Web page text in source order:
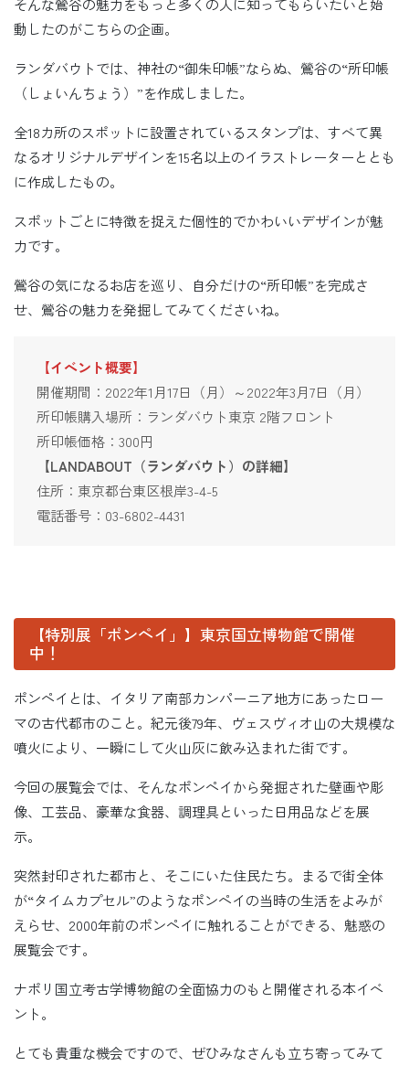
動したのがこちらの企画。
ランダバウトでは、神社の“御朱印帳”ならぬ、鶯谷の“所印帳
（しょいんちょう）”を作成しました。
全18カ所のスポットに設置されているスタンプは、すべて異
なるオリジナルデザインを15名以上のイラストレーターととも
に作成したもの。
スポットごとに特徴を捉えた個性的でかわいいデザインが魅
力です。
鶯谷の気になるお店を巡り、自分だけの“所印帳”を完成さ
せ、鶯谷の魅力を発掘してみてくださいね。
【イベント概要】
開催期間：2022年1月17日（月）～2022年3月7日（月）
所印帳購入場所：ランダバウト東京 2階フロント
所印帳価格：300円
【LANDABOUT（ランダバウト）の詳細】
住所：東京都台東区根岸3-4-5
電話番号：03-6802-4431
【特別展「ポンペイ」】東京国立博物館で開催
中！
ポンペイとは、イタリア南部カンパーニア地方にあったロー
マの古代都市のこと。紀元後79年、ヴェスヴィオ山の大規模な
噴火により、一瞬にして火山灰に飲み込まれた街です。
今回の展覧会では、そんなポンペイから発掘された壁画や彫
像、工芸品、豪華な食器、調理具といった日用品などを展
示。
突然封印された都市と、そこにいた住民たち。まるで街全体
が“タイムカプセル”のようなポンペイの当時の生活をよみが
えらせ、2000年前のポンペイに触れることができる、魅惑の
展覧会です。
ナポリ国立考古学博物館の全面協力のもと開催される本イベ
ント。
とても貴重な機会ですので、ぜひみなさんも立ち寄ってみて